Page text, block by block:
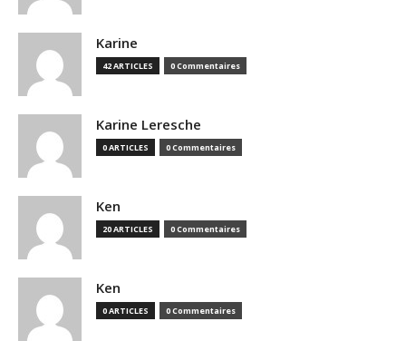
Karine
42 ARTICLES 0 Commentaires
Karine Leresche
0 ARTICLES 0 Commentaires
Ken
20 ARTICLES 0 Commentaires
Ken
0 ARTICLES 0 Commentaires